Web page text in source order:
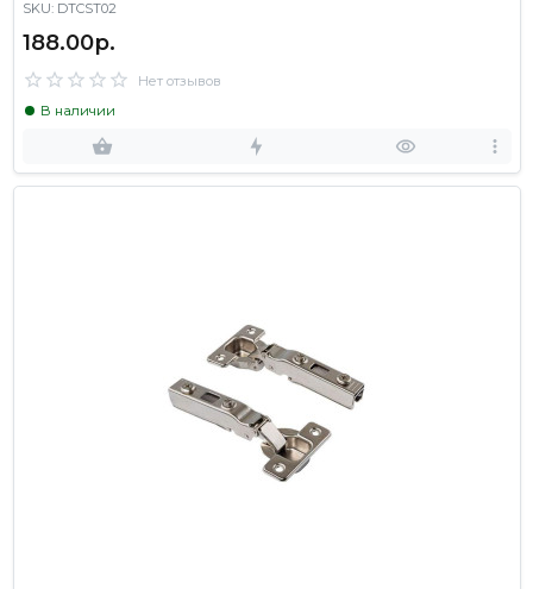
SKU: DTCST02
188.00р.
Нет отзывов
В наличии